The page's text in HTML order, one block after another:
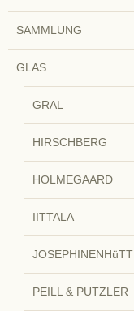
SAMMLUNG
GLAS
GRAL
HIRSCHBERG
HOLMEGAARD
IITTALA
PEILL & PUTZLER